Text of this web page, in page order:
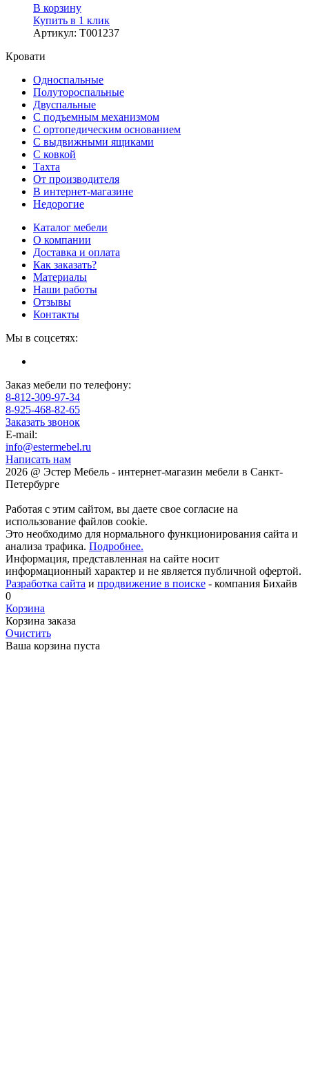
В корзину
Купить в 1 клик
Артикул: Т001237
Кровати
Односпальные
Полутороспальные
Двуспальные
С подъемным механизмом
С ортопедическим основанием
С выдвижными ящиками
С ковкой
Тахта
От производителя
В интернет-магазине
Недорогие
Каталог мебели
О компании
Доставка и оплата
Как заказать?
Материалы
Наши работы
Отзывы
Контакты
Мы в соцсетях:
Заказ мебели по телефону:
8-812-309-97-34
8-925-468-82-65
Заказать звонок
E-mail:
info@estermebel.ru
Написать нам
2026 @ Эстер Мебель - интернет-магазин мебели в Санкт-
Петербурге
Работая с этим сайтом, вы даете свое согласие на
использование файлов cookie.
Это необходимо для нормального функционирования сайта и
анализа трафика. Подробнее.
Информация, представленная на сайте носит
информационный характер и не является публичной офертой.
Разработка сайта и продвижение в поиске - компания Бихайв
0
Корзина
Корзина заказа
Очистить
Ваша корзина пуста